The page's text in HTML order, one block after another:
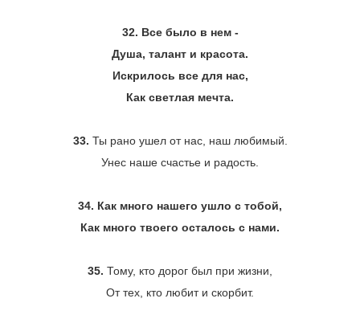
32. Все было в нем -
Душа, талант и красота.
Искрилось все для нас,
Как светлая мечта.
33. Ты рано ушел от нас, наш любимый.
Унес наше счастье и радость.
34. Как много нашего ушло с тобой,
Как много твоего осталось с нами.
35. Тому, кто дорог был при жизни,
От тех, кто любит и скорбит.